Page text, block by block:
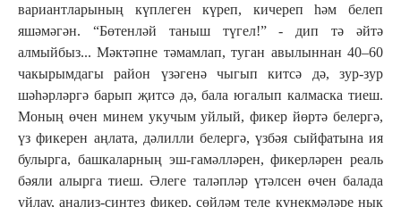
вариантларының күплеген күреп, кичереп һәм белеп
яшәмәгән. “Бөтенләй таныш түгел!” - дип тә әйтә
алмыйбыз... Мәктәпне тәмамлап, туган авылыннан 40–60
чакырымдагы район үзәгенә чыгып китсә дә, зур-зур
шәһәрләргә барып җитсә дә, бала югалып калмаска тиеш.
Моның өчен минем укучым уйлый, фикер йөртә белергә,
үз фикерен аңлата, дәлилли белергә, үзбәя сыйфатына ия
булырга, башкаларның эш-гамәлләрен, фикерләрен реаль
бәяли алырга тиеш. Әлеге таләпләр үтәлсен өчен балада
уйлау, анализ-синтез фикер, сөйләм теле күнекмәләре нык